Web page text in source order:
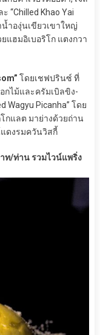
“Chilled Khao Yai
น้ำองุ่นเขียวเขาใหญ่
แฮมอิเบอริโก แตงกวา
โดยเชฟปรินซ์ ที่
กไม้และครัมเบิลขิง-
Wagyu Picanha” โดย
กแลต มาย่างด้วยถ่าน
ดงรมควันวิสกี้
ท/ท่าน รวมไวน์แพริ่ง